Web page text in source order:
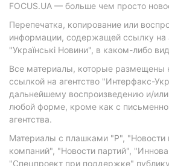
FOCUS.UA — больше чем просто
Перепечатка, копирование или
информации, содержащей ссылку на
"Українські Новини", в каком-либо
Все материалы, которые размещены
ссылкой на агентство "Интерфакс-
дальнейшему воспроизведению и/
любой форме, кроме как с
агентства.
Материалы с плашками "Р", "Новости
компаний", "Новости партий",
"Спецпроект при поддержке"